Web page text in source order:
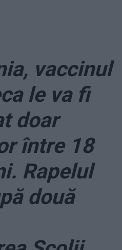
vaccinul
le va fi
doar
între 18
Rapelul
două